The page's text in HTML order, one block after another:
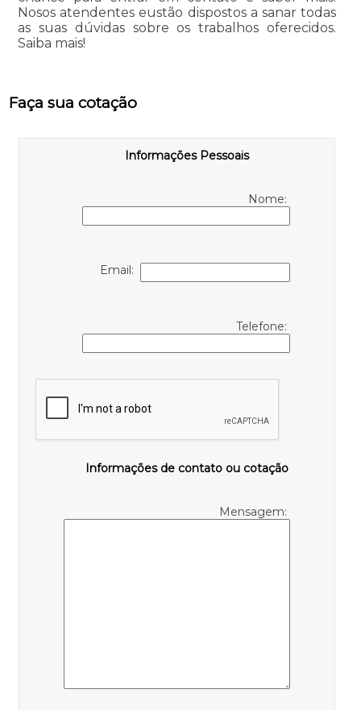
Nosos atendentes eustão dispostos a sanar todas
as suas dúvidas sobre os trabalhos oferecidos.
Saiba mais!
Faça sua cotação
Informações Pessoais
Nome:
Email:
Telefone:
Informações de contato ou cotação
Mensagem: